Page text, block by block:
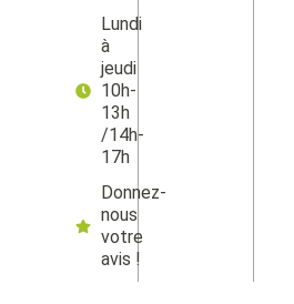
Lundi
à
jeudi
10h-
13h
/14h-
17h
Donnez-
nous
votre
avis !